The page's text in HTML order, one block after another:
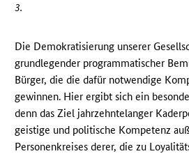
3.
Die Demokratisierung unserer
grundlegender programmatischer
Bürger, die die dafür notwendige
gewinnen. Hier ergibt sich ein
denn das Ziel jahrzehntelanger
geistige und politische Kompetenz
Personenkreises derer, die zu